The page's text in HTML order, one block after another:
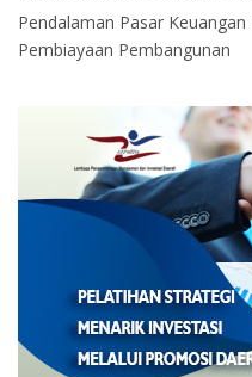
Pendalaman Pasar
Pembiayaan Pembangunan